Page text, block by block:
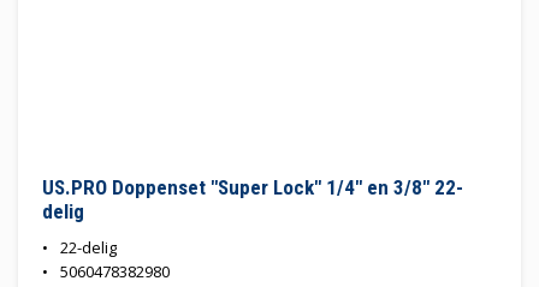
US.PRO Doppenset "Super Lock" 1/4" en 3/8" 22-
delig
22-delig
5060478382980